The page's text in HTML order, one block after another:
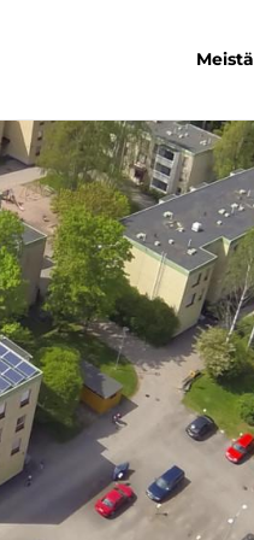
Meistä